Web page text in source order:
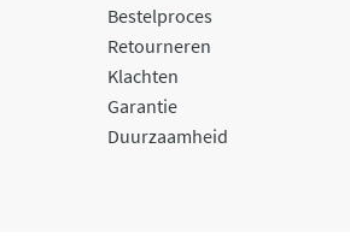
Bestelproces
Retourneren
Klachten
Garantie
Duurzaamheid